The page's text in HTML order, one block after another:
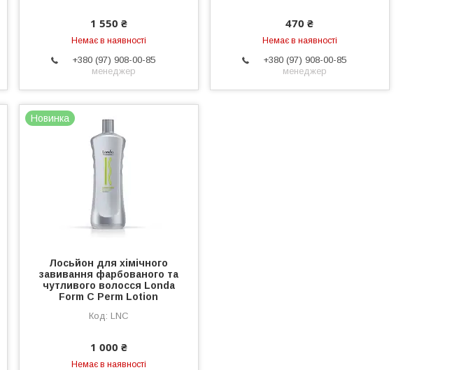
1 550 ₴
Немає в наявності
+380 (97) 908-00-85
менеджер
470 ₴
Немає в наявності
+380 (97) 908-00-85
менеджер
Новинка
Лосьйон для хімічного
завивання фарбованого та
чутливого волосся Londa
Form C Perm Lotion
LNC
1 000 ₴
Немає в наявності